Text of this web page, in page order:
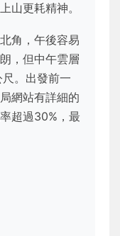
山更耗精神。
角，午後容易
，但中午雲層
。出發前一
網站有詳細的
超過30%，最